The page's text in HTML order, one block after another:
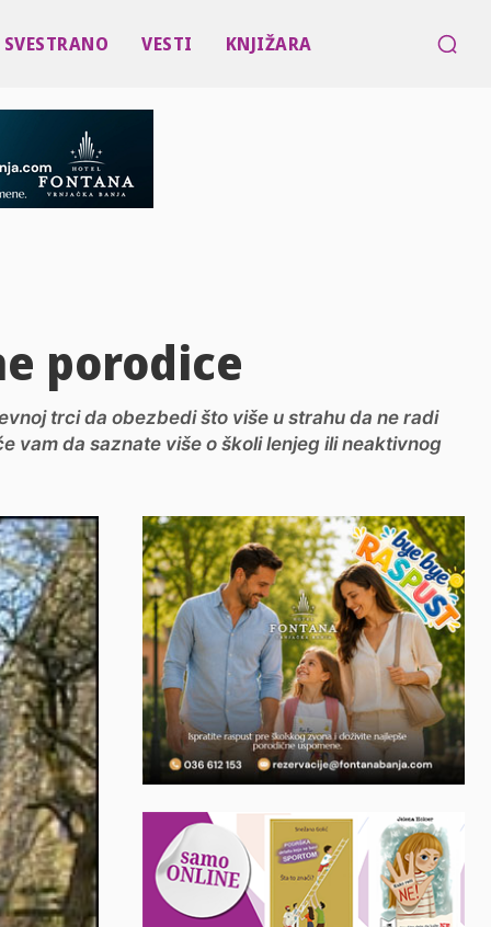
SVESTRANO VESTI KNJIŽARA
porodice
trci da obezbedi što više u strahu da ne radi
vam da saznate više o školi lenjeg ili neaktivnog